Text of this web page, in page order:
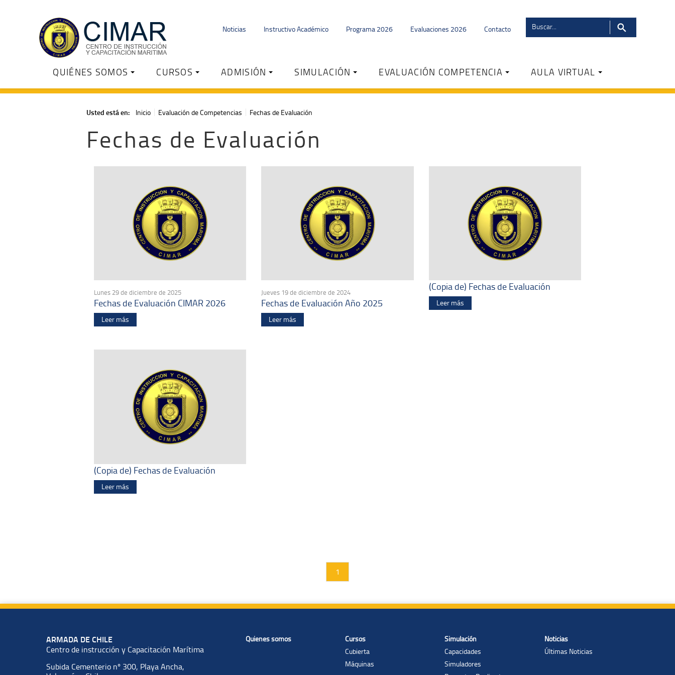
Noticias Instructivo Académico Programa 2026 Evaluaciones 2026 Contacto
QUIÉNES SOMOS CURSOS ADMISIÓN SIMULACIÓN EVALUACIÓN COMPETENCIA AULA VIRTUAL
Usted está en: Inicio Evaluación de Competencias Fechas de Evaluación
Fechas de Evaluación
Lunes 29 de diciembre de 2025
Fechas de Evaluación CIMAR 2026
Leer más
Jueves 19 de diciembre de 2024
Fechas de Evaluación Año 2025
Leer más
(Copia de) Fechas de Evaluación
Leer más
(Copia de) Fechas de Evaluación
Leer más
1
ARMADA DE CHILE
Centro de instrucción y Capacitación Marítima
Subida Cementerio nº 300, Playa Ancha,
Quienes somos
Cursos
Cubierta
Máquinas
Simulación
Capacidades
Simuladores
Noticias
Últimas Noticias